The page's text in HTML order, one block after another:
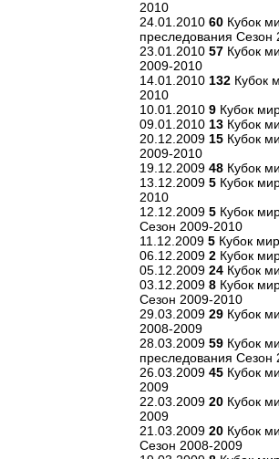
2010
24.01.2010 60 Кубок
преследования Сезон
23.01.2010 57 Кубок
2009-2010
14.01.2010 132 Кубок
2010
10.01.2010 9 Кубок
09.01.2010 13 Кубок
20.12.2009 15 Кубок
2009-2010
19.12.2009 48 Кубок
13.12.2009 5 Кубок
2010
12.12.2009 5 Кубок
Сезон 2009-2010
11.12.2009 5 Кубок
06.12.2009 2 Кубок
05.12.2009 24 Кубок
03.12.2009 8 Кубок
Сезон 2009-2010
29.03.2009 29 Кубок
2008-2009
28.03.2009 59 Кубок
преследования Сезон
26.03.2009 45 Кубок
2009
22.03.2009 20 Кубок
2009
21.03.2009 20 Кубок
Сезон 2008-2009